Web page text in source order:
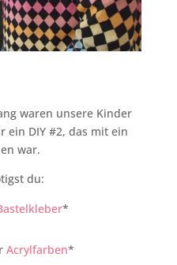
waren unsere Kinder
ein DIY #2, das mit ein
war.
du:
*
Acrylfarben*